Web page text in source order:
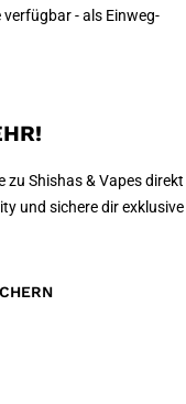
- als Einweg-
zu Shishas & Vapes direkt
und sichere dir exklusive